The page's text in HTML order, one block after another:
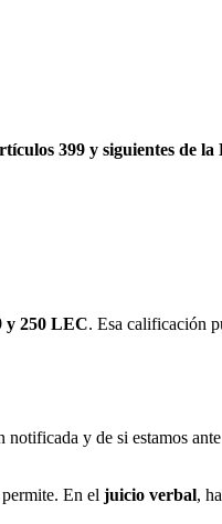
399 y siguientes de la
y 250 LEC. Esa calificación
y de si estamos
En el juicio verbal,